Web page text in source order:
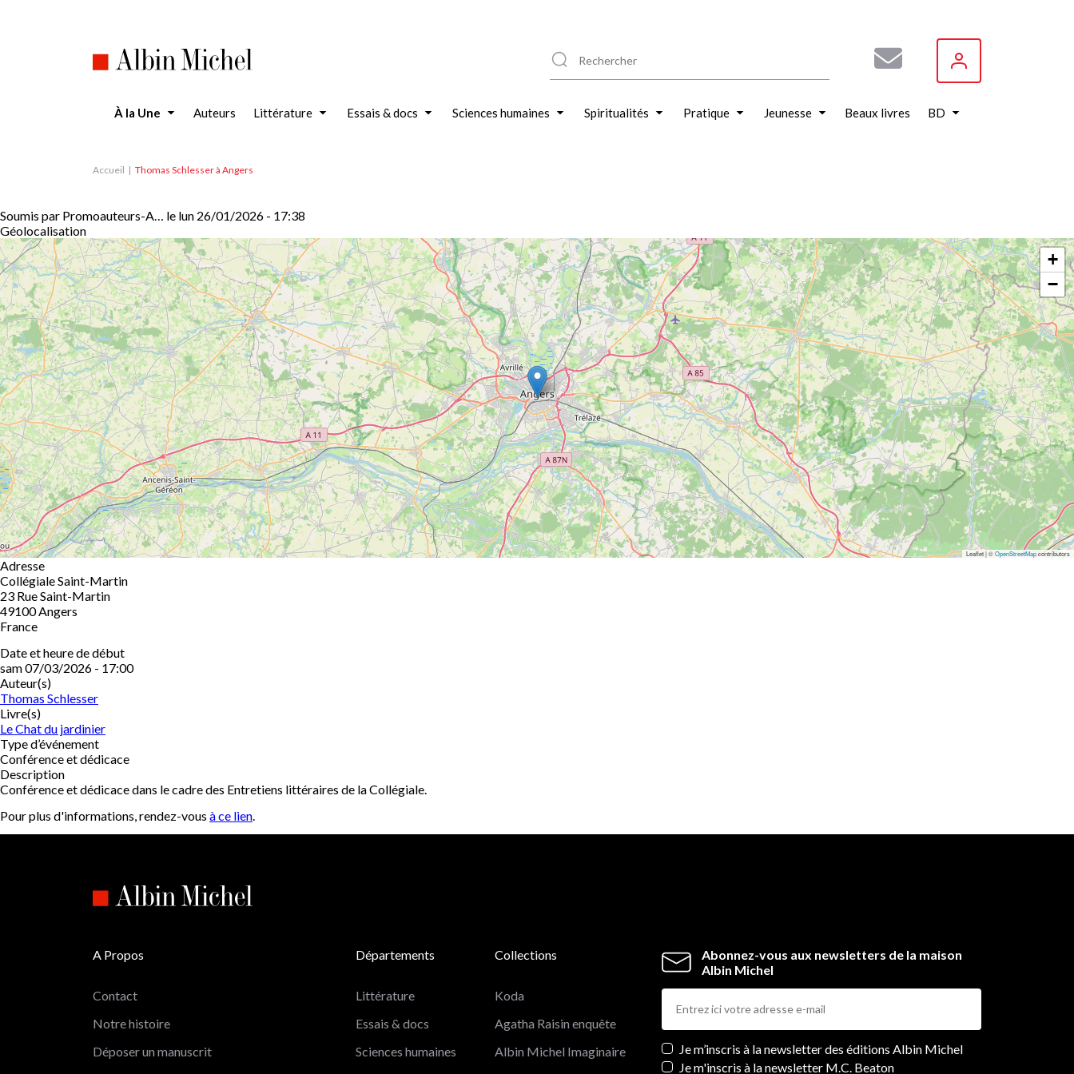
À la Une Auteurs Littérature Essais & docs Sciences humaines Spiritualités Pratique Jeunesse Beaux livres BD
Accueil Thomas Schlesser à Angers
Soumis par Promoauteurs-A… le lun 26/01/2026 - 17:38
Géolocalisation
+
−
Leaflet | ©OpenStreetMapcontributors
Adresse
Collégiale Saint-Martin
23 Rue Saint-Martin
49100Angers
France
Date et heure de début
sam 07/03/2026 - 17:00
Auteur(s)
Thomas Schlesser
Livre(s)
Le Chat du jardinier
Type d’événement
Conférence et dédicace
Description
Conférence et dédicace dans le cadre des Entretiens littéraires de la Collégiale.
Pour plus d'informations, rendez-vous à ce lien.
Abonnez-vous aux newsletters de la maison
Albin Michel
Newsletters
Je m’inscris à la newsletter des éditions Albin Michel
Je m'inscris à la newsletter M.C. Beaton
A Propos
Contact
Notre histoire
Déposer un manuscrit
Départements
Littérature
Essais & docs
Sciences humaines
Collections
Koda
Agatha Raisin enquête
Albin Michel Imaginaire